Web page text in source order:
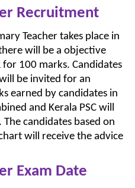
Recruitment
Teacher takes place in
will be a objective
100 marks. Candidates
be invited for an
earned by candidates in
and Kerala PSC will
candidates based on
will receive the advice
Exam Date